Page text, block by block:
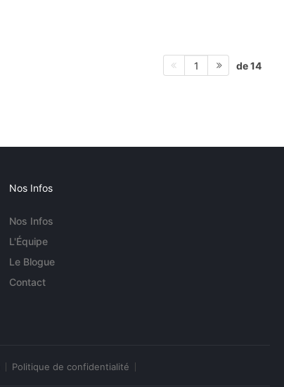
1 de 14
Nos Infos
Nos Infos
L'Équipe
Le Blogue
Contact
Politique de confidentialité